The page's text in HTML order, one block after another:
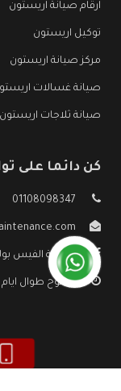
ارقام صيانة اريستون
توكيل اريستون
مركز صيانة اريستون
صيانة غسالات
صيانة ثلاجات اريستون
كن دائما على
01108098347
صفحة الفيس
مفتوح طوال